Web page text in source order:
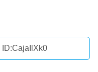
ID:CajaIlXk0